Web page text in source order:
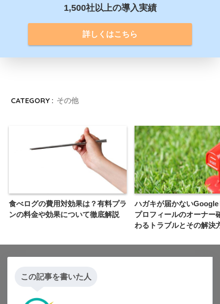
1,500社以上の導入実績
詳しくはこちら
CATEGORY : その他
食べログの費用対効果は？有料プラ
ンの料金や効果について徹底解説
ハガキが届かない
プロフィールのオーナー
わるトラブルとその解決
この記事を書いた人